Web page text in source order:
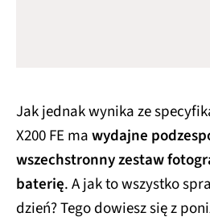
Jak jednak wynika ze
X200 FE mawydajne
wszechstronny zestaw
baterię. A jak to wszystko
dzień? Tego dowiesz się z